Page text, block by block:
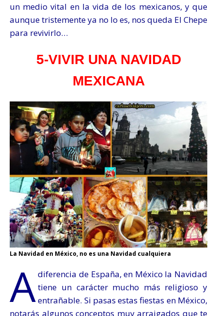
un medio vital en la vida de los mexicanos, y que
aunque tristemente ya no lo es, nos queda El Chepe
para revivirlo…
5-VIVIR UNA NAVIDAD
MEXICANA
La Navidad en México, no es una Navidad cualquiera
Adiferencia de España, en México la Navidad
tiene un carácter mucho más religioso y
entrañable. Si pasas estas fiestas en México,
notarás algunos conceptos muy arraigados que te